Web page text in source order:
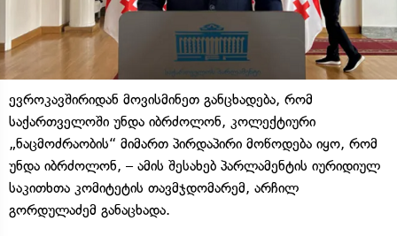
ევროკავშირიდან მოვისმინეთ განცხადება, რომ
საქართველოში უნდა იბრძოლონ, კოლექტიური
„ნაცმოძრაობის“ მიმართ პირდაპირი მოწოდება იყო, რომ
უნდა იბრძოლონ, – ამის შესახებ პარლამენტის იურიდიულ
საკითხთა კომიტეტის თავმჯდომარემ, არჩილ
გორდულაძემ განაცხადა.